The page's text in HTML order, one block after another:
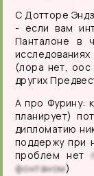
С Дотторе
- если вам
Панталоне в
(лора нет, оос
других
А про Фурину:
планирует)
дипломатию
поддержу при
проблем нет
фонтаном)